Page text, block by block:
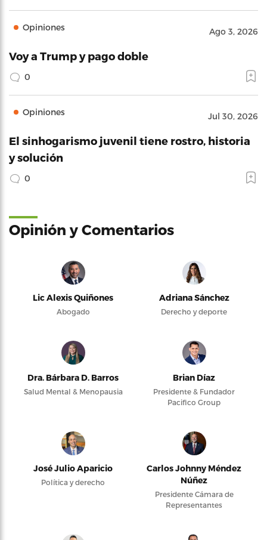
Opiniones Ago 3, 2026
Voy a Trump y pago doble
0
Opiniones Jul 30, 2026
El sinhogarismo juvenil tiene rostro, historia
y solución
0
Opinión y Comentarios
Lic Alexis Quiñones
Abogado
Adriana Sánchez
Derecho y deporte
Dra. Bárbara D. Barros
Salud Mental & Menopausia
Brian Díaz
Presidente & Fundador
Pacifico Group
José Julio Aparicio
Política y derecho
Carlos Johnny Méndez
Núñez
Presidente Cámara de
Representantes